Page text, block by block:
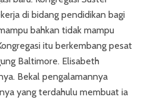
di bidang pendidikan bagi
bahkan tidak mampu
itu berkembang pesat
Baltimore. Elisabeth
Bekal pengalamannya
yang terdahulu membuat ia